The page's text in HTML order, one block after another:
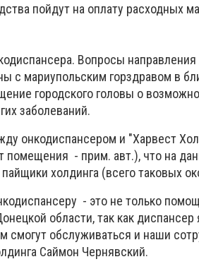
пойдут на оплату расходных
Вопросы
с мариупольским горздравом в
городского головы о
заболеваний.
онкодиспансером и "Харвест
помещения - прим. авт.), что на
холдинга (всего таковых
- это не только
области, так как диспансер
обслуживаться и наши
Саймон Чернявский.